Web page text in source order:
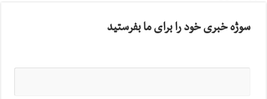
سوژه خبری خود را برای ما بفرستید